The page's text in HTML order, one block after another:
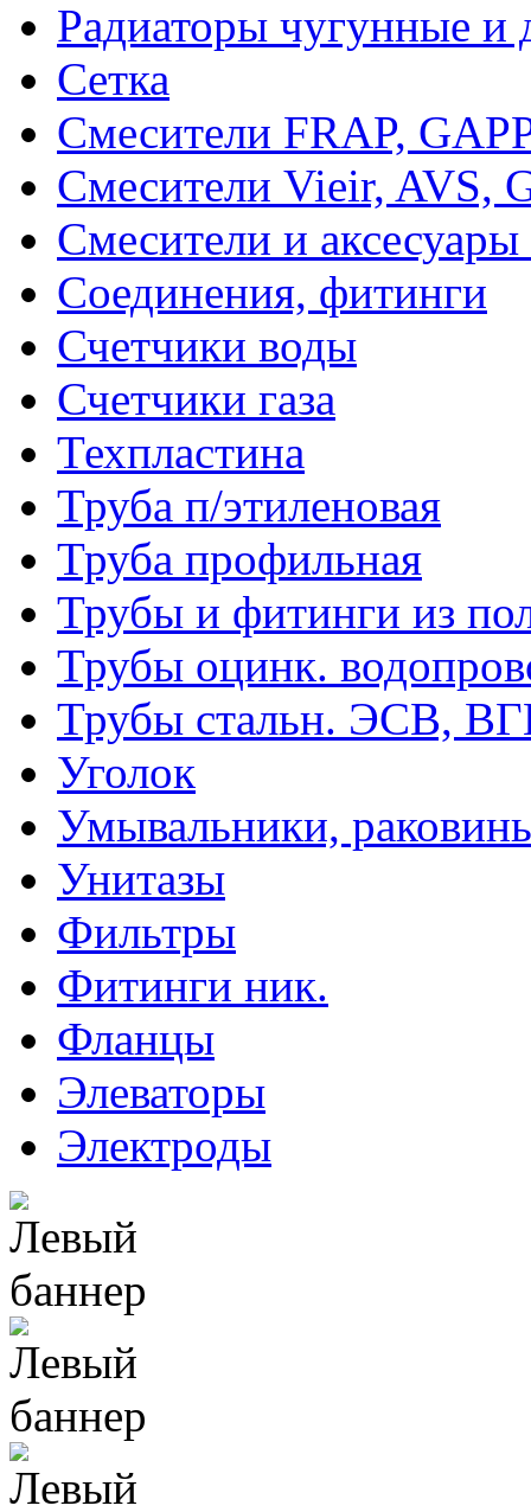
Радиаторы чугунные и
Сетка
Смесители FRAP,
Смесители Vieir, AVS,
Смесители и
Соединения, фитинги
Счетчики воды
Счетчики газа
Техпластина
Труба п/этиленовая
Труба профильная
Трубы и фитинги из
Трубы оцинк.
Трубы стальн. ЭСВ,
Уголок
Умывальники,
Унитазы
Фильтры
Фитинги ник.
Фланцы
Элеваторы
Электроды